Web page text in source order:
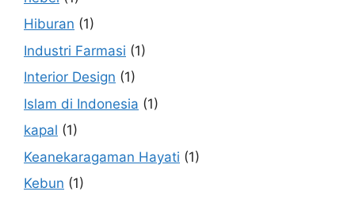
Hiburan (1)
Industri Farmasi (1)
Interior Design (1)
Islam di Indonesia (1)
kapal (1)
Keanekaragaman Hayati (1)
Kebun (1)